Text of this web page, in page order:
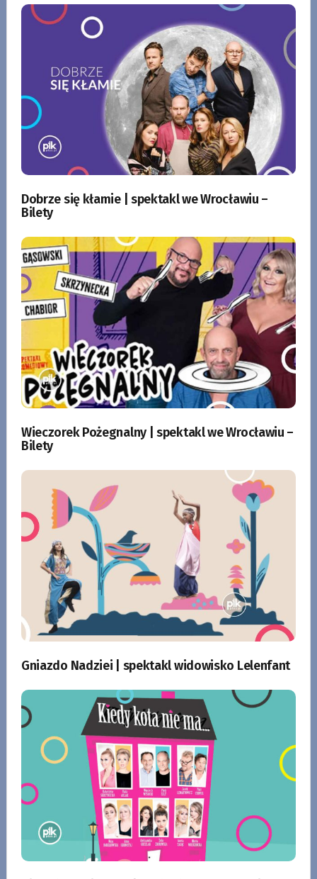
Dobrze się kłamie | spektakl we Wrocławiu –
Bilety
Wieczorek Pożegnalny | spektakl we Wrocławiu –
Bilety
Gniazdo Nadziei | spektakl widowisko Lelenfant